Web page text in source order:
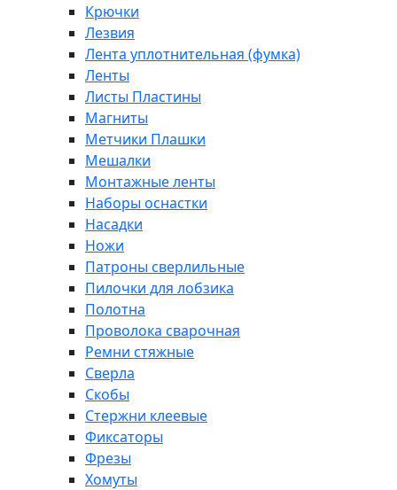
Крючки
Лезвия
Лента уплотнительная (фумка)
Ленты
Листы Пластины
Магниты
Метчики Плашки
Мешалки
Монтажные ленты
Наборы оснастки
Насадки
Ножи
Патроны сверлильные
Пилочки для лобзика
Полотна
Проволока сварочная
Ремни стяжные
Сверла
Скобы
Стержни клеевые
Фиксаторы
Фрезы
Хомуты